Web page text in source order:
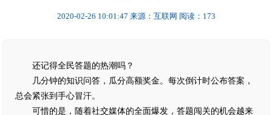
2020-02-26 10:01:47 来源：互联网 阅读：173
还记得全民答题的热潮吗？
几分钟的知识问答，瓜分高额奖金。每次倒计时公布答案，
总会紧张到手心冒汗。
可惜的是，随着社交媒体的全面爆发，答题闯关的机会越来